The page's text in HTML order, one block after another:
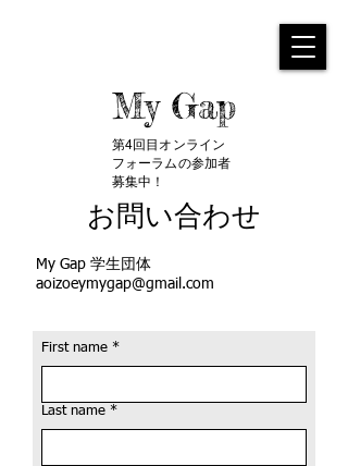
My Gap
​第4回目オンライン
フォーラムの参加者
募集中！
​お問い合わせ
My Gap 学生団体
aoizoeymygap@gmail.com
First name *
Last name *